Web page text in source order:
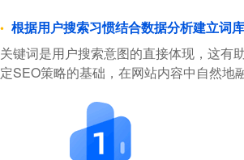
根据用户搜索习惯结合数据分析建立词库
关键词是用户搜索意图的直接体现，这有
定SEO策略的基础，在网站内容中自然地